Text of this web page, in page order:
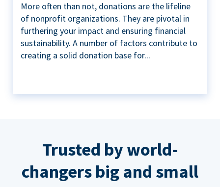
More often than not, donations are the lifeline
of nonprofit organizations. They are pivotal in
furthering your impact and ensuring financial
sustainability. A number of factors contribute to
creating a solid donation base for...
Trusted by world-
changers big and small